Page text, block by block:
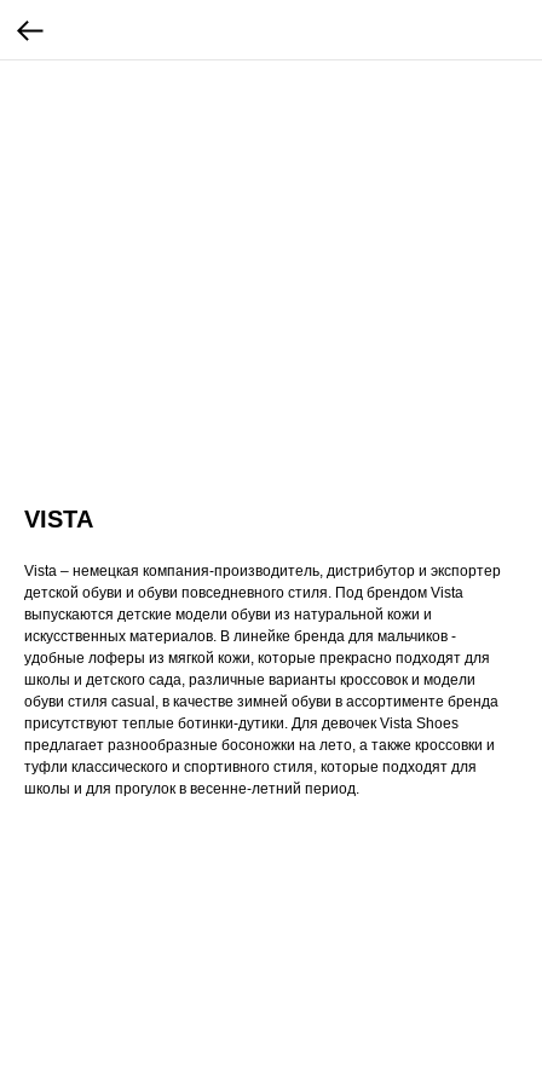
VISTA
Vista – немецкая компания-производитель, дистрибутор и экспортер
детской обуви и обуви повседневного стиля. Под брендом Vista
выпускаются детские модели обуви из натуральной кожи и
искусственных материалов. В линейке бренда для мальчиков -
удобные лоферы из мягкой кожи, которые прекрасно подходят для
школы и детского сада, различные варианты кроссовок и модели
обуви стиля casual, в качестве зимней обуви в ассортименте бренда
присутствуют теплые ботинки-дутики. Для девочек Vista Shoes
предлагает разнообразные босоножки на лето, а также кроссовки и
туфли классического и спортивного стиля, которые подходят для
школы и для прогулок в весенне-летний период.